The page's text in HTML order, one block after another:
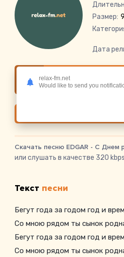
Размер:
Дата
Слушать онлайн
сынок!
Скачать песню EDGAR - С Днем
или слушать в качестве 320
Текст песни
Бегут года за годом год и
Со мною рядом ты сынок
Бегут года за годом год и
Со мною рядом ты сынок
relax-fm.net
Would like to send you